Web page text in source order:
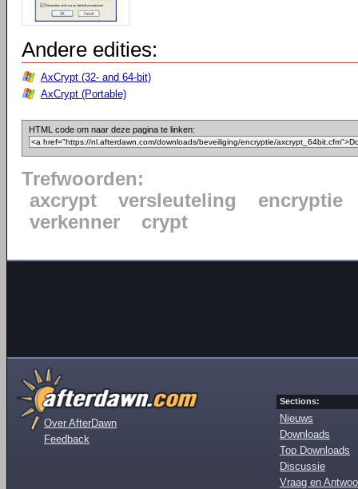
Andere edities:
AxCrypt (32- and 64-bit)
AxCrypt (Portable)
HTML code om naar deze pagina te linken:
Trefwoorden:
axcrypt
versleuteling
encryptie
verkenner
crypt
Over AfterDawn
Feedback
Sections:
Nieuws
Downloads
Top Downloads
Discussie
Vraag en